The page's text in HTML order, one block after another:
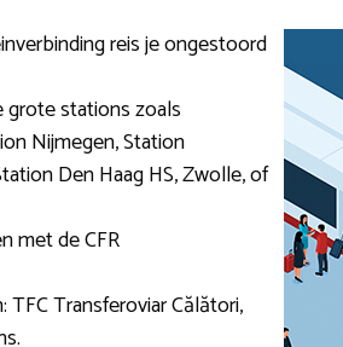
reis je ongestoord
grote stations zoals
Nijmegen, Station
Den Haag HS, Zwolle, of
met de CFR
Transferoviar Călători,